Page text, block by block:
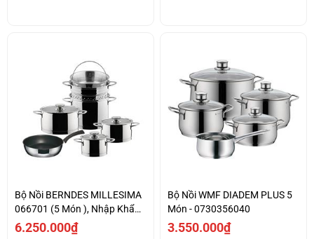
Bộ Nồi BERNDES MILLESIMA
066701 (5 Món ), Nhập Khẩu
Đức
6.250.000₫
Bộ Nồi WMF DIADEM PLUS 5
Món - 0730356040
3.550.000₫